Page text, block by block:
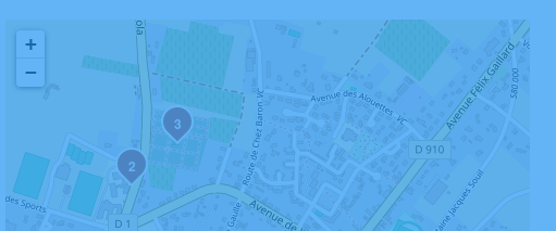
2
3
+
−